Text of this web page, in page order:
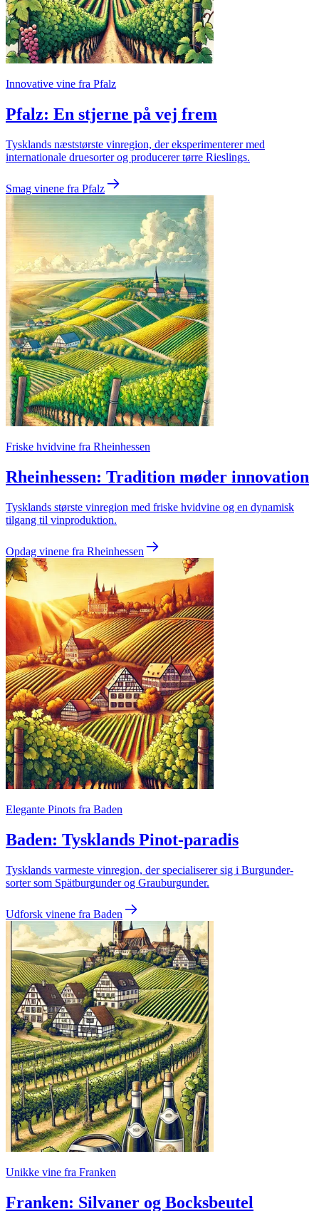
Innovative vine fra Pfalz
Pfalz: En stjerne på vej frem
Tysklands næststørste vinregion, der eksperimenterer med
internationale druesorter og producerer tørre Rieslings.
Smag vinene fra Pfalz
Friske hvidvine fra Rheinhessen
Rheinhessen: Tradition møder innovation
Tysklands største vinregion med friske hvidvine og en dynamisk
tilgang til vinproduktion.
Opdag vinene fra Rheinhessen
Elegante Pinots fra Baden
Baden: Tysklands Pinot-paradis
Tysklands varmeste vinregion, der specialiserer sig i Burgunder-
sorter som Spätburgunder og Grauburgunder.
Udforsk vinene fra Baden
Unikke vine fra Franken
Franken: Silvaner og Bocksbeutel